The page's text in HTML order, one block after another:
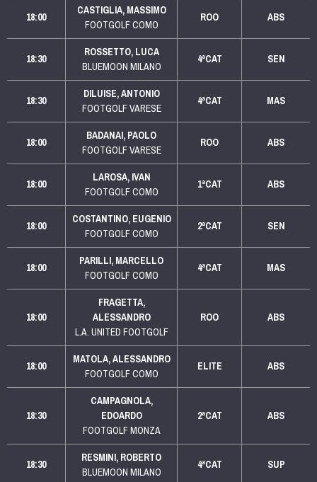
18:00
CASTIGLIA, MASSIMO
FOOTGOLF COMO
ROO ABS
18:30
ROSSETTO, LUCA
BLUEMOON MILANO
4ªCAT SEN
18:30
DILUISE, ANTONIO
FOOTGOLF VARESE
4ªCAT MAS
18:00
BADANAI, PAOLO
FOOTGOLF VARESE
ROO ABS
18:00
LAROSA, IVAN
FOOTGOLF COMO
1ªCAT ABS
18:00
COSTANTINO, EUGENIO
FOOTGOLF COMO
2ªCAT SEN
18:00
PARILLI, MARCELLO
FOOTGOLF COMO
4ªCAT MAS
18:00
FRAGETTA,
ALESSANDRO
L.A. UNITED FOOTGOLF
ROO ABS
18:00
MATOLA, ALESSANDRO
FOOTGOLF COMO
ELITE ABS
18:30
CAMPAGNOLA,
EDOARDO
FOOTGOLF MONZA
2ªCAT ABS
18:30
RESMINI, ROBERTO
BLUEMOON MILANO
4ªCAT SUP